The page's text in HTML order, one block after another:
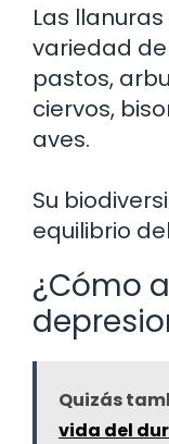
Las
variedad
pastos,
ciervos,
aves.
Su
equilibrio
¿Cómo
Quizás
vida del